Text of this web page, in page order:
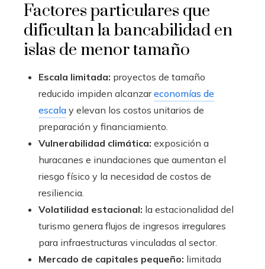
Factores particulares que
dificultan la bancabilidad en
islas de menor tamaño
Escala limitada: proyectos de tamaño
reducido impiden alcanzareconomías de
escala y elevan los costos unitarios de
preparación y financiamiento.
Vulnerabilidad climática: exposición a
huracanes e inundaciones que aumentan el
riesgo físico y la necesidad de costos de
resiliencia.
Volatilidad estacional: la estacionalidad del
turismo genera flujos de ingresos irregulares
para infraestructuras vinculadas al sector.
Mercado de capitales pequeño: limitada